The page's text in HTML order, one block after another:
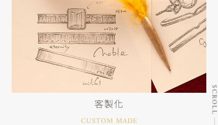
客製化
CUSTOM MADE